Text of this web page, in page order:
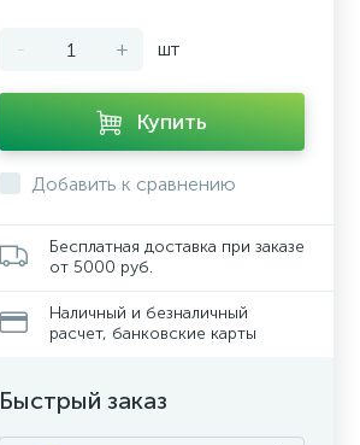
- + шт
Купить
Добавить к сравнению
Бесплатная доставка при заказе
от 5000 руб.
Наличный и безналичный
расчет, банковские карты
Быстрый заказ